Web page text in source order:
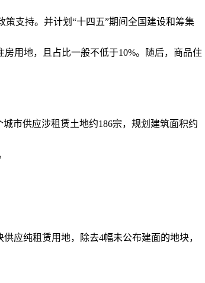
支持。并计划“十四五”期间全国建设和筹集
用地，且占比一般不低于10%。随后，商品住
市供应涉租赁土地约186宗，规划建筑面积约
应纯租赁用地，除去4幅未公布建面的地块，